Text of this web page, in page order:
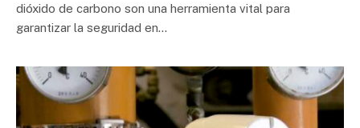
dióxido de carbono son una herramienta vital para
garantizar la seguridad en…